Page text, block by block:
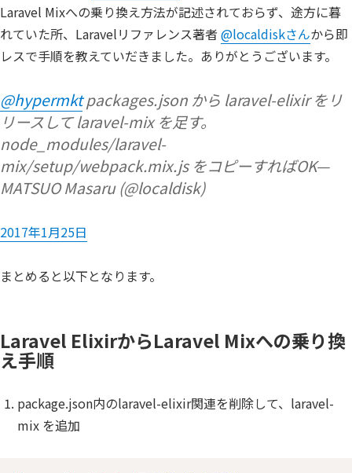
Laravel Mixへの乗り換え方法が記述されておらず、途方に暮
れていた所、Laravelリファレンス著者 @localdiskさんから即
レスで手順を教えていだきました。ありがとうございます。
@hypermktpackages.json から laravel-elixir をリ
リースして laravel-mix を足す。
node_modules/laravel-
mix/setup/webpack.mix.js をコピーすればOK—
MATSUO Masaru (@localdisk)
2017年1月25日
まとめると以下となります。
Laravel ElixirからLaravel Mixへの乗り換
え手順
package.json内のlaravel-elixir関連を削除して、laravel-
mix を追加